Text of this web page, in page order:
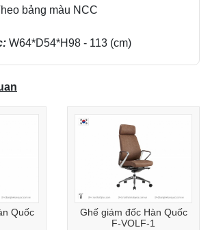
bảng màu NCC
W64*D54*H98 - 113 (cm)
Quốc
Ghế giám đốc Hàn Quốc
F-VOLF-1